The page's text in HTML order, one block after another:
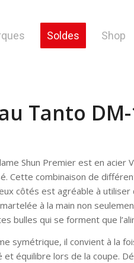
Soldes Shop
Tanto
Shun Premier est en
Cette combinaison de
côtés est agréable à
à la main non
bulles qui se forment que
symétrique, il convient à la
et équilibre lors de la coupe.